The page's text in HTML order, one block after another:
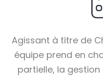
Agissant à titre de
équipe prend en
partielle, la